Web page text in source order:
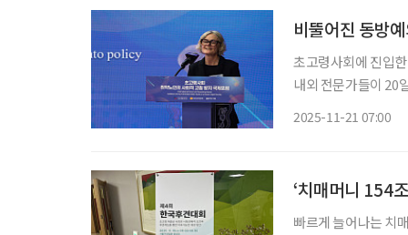
비뚤어진 동방
초고령사회에 진입
내외 전문가들이 20
2025-11-21 07:00
‘치매머니 154
빠르게 늘어나는 치